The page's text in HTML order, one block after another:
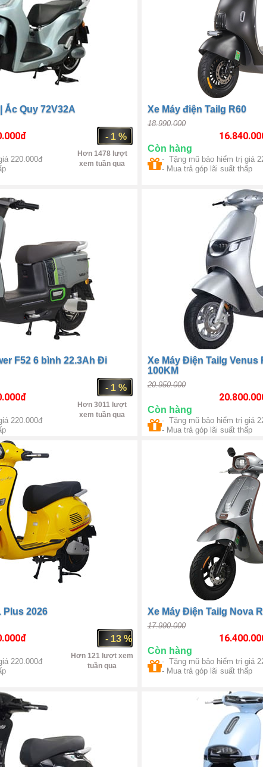
Ắc Quy 72V32A
- 1 %
đ
220.000đ
Hơn 1478 lượt
xem tuần qua
Xe Máy điện Tailg R60
18.990.000
Còn hàng
- Tặng mũ bảo hiểm trị giá
- Mua trả góp lãi suất thấp
F52 6 bình 22.3Ah Đi
- 1 %
đ
220.000đ
Hơn 3011 lượt
xem tuần qua
Quốc
Xe Máy Điện Tailg Venus
100KM
20.950.000
Còn hàng
- Tặng mũ bảo hiểm trị giá
- Mua trả góp lãi suất thấp
Trung
Plus 2026
- 13 %
đ
220.000đ
Hơn 121 lượt xem
tuần qua
Xe Máy Điện Tailg Nova
17.990.000
Còn hàng
- Tặng mũ bảo hiểm trị giá
- Mua trả góp lãi suất thấp